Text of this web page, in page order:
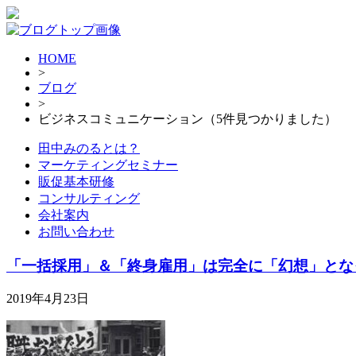
HOME
>
ブログ
>
ビジネスコミュニケーション（5件見つかりました）
田中みのるとは？
マーケティングセミナー
販促基本研修
コンサルティング
会社案内
お問い合わせ
「一括採用」＆「終身雇用」は完全に「幻想」とな
2019年4月23日